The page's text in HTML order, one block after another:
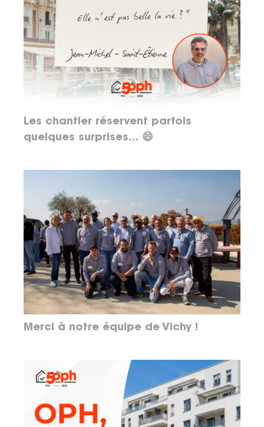
Les chantier réservent parfois
quelques surprises… 😄
Merci à notre équipe de Vichy !